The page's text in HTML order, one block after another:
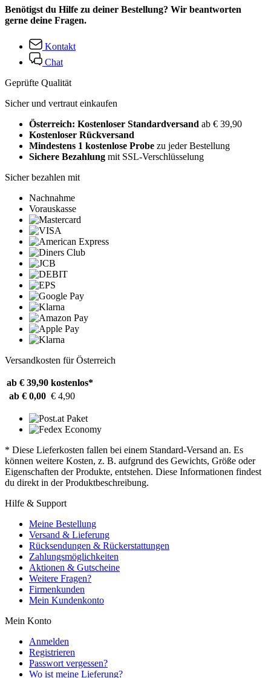
Benötigst du Hilfe zu deiner Bestellung? Wir beantworten
gerne deine Fragen.
Kontakt
Chat
Geprüfte Qualität
Sicher und vertraut einkaufen
Österreich: Kostenloser Standardversand ab € 39,90
Kostenloser Rückversand
Mindestens 1 kostenlose Probe zu jeder Bestellung
Sichere Bezahlung mit SSL-Verschlüsselung
Sicher bezahlen mit
Nachnahme
Vorauskasse
Versandkosten für Österreich
ab € 39,90 kostenlos*
ab € 0,00 € 4,90
* Diese Lieferkosten fallen bei einem Standard-Versand an. Es
können weitere Kosten, z. B. aufgrund des Gewichts, Größe oder
Eigenschaften der Produkte, entstehen. Diese Informationen findest
du direkt in der Produktbeschreibung.
Hilfe & Support
Meine Bestellung
Versand & Lieferung
Rücksendungen & Rückerstattungen
Zahlungsmöglichkeiten
Aktionen & Gutscheine
Weitere Fragen?
Firmenkunden
Mein Kundenkonto
Mein Konto
Anmelden
Registrieren
Passwort vergessen?
Wo ist meine Lieferung?